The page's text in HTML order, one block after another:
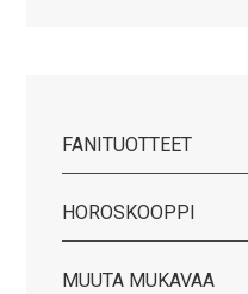
FANITUOTTEET
HOROSKOOPPI
MUUTA MUKAVAA